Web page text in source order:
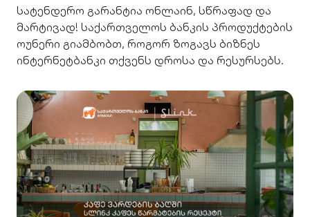
სატენდერო გარანტია ონლაინ, სწრაფად და
მარტივად! საქართველოს ბანკის პროდუქტების
ოუნერი გიამბობთ, როგორ ზოგავს ბიზნეს
ინტერნეტბანკი თქვენს დროსა და რესურსებს.